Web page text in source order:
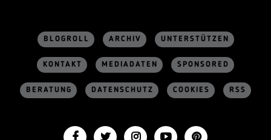
BLOGROLL ARCHIV UNTERSTÜTZEN
KONTAKT MEDIADATEN SPONSORED
BERATUNG DATENSCHUTZ COOKIES RSS